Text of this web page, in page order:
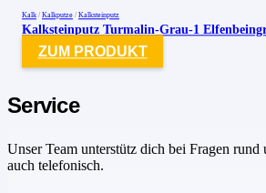
Kalk / Kalkputze / Kalksteinputz
Kalksteinputz Turmalin-Grau-1
ZUM PRODUKT
Service
Unser Team unterstütz dich bei Fragen rund
auch telefonisch.